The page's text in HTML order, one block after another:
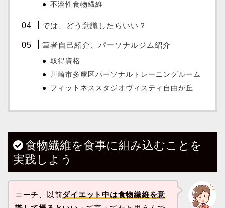
不溶性食物繊維
では、どう意識したらいい？
筆者自己紹介、パーソナルジム紹介
取得資格
川崎市多摩区パーソナルトレーニングルーム
フィットネススタジオヴィスティ自由が丘
食物繊維を食事に組み込むことを
実践しよう
コーチ、以前ダイエット中は食物繊維を意